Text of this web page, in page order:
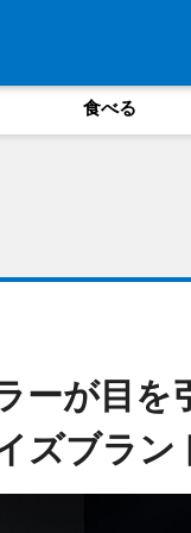
食べる
ーが目を
ズブラン